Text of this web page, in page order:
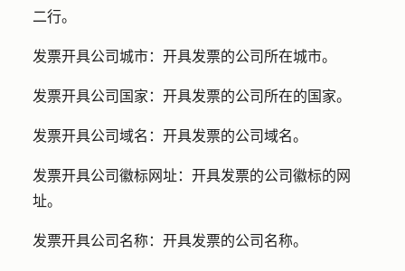
二行。
发票开具公司城市： 开具发票的公司所在城市。
发票开具公司国家： 开具发票的公司所在的国家。
发票开具公司域名： 开具发票的公司域名。
发票开具公司徽标网址：开具发票的公司徽标的网
址。
发票开具公司名称： 开具发票的公司名称。